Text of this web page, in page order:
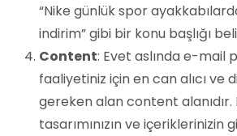
“Nike günlük spor
indirim” gibi bir konu başlığı
Content: Evet aslında e-mail
faaliyetiniz için en can alıcı ve
gereken alan content
tasarımınızın ve içeriklerinizin